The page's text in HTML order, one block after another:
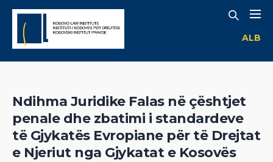
ALB
Ndihma Juridike Falas në çështjet
penale dhe zbatimi i standardeve
të Gjykatës Evropiane për të Drejtat
e Njeriut nga Gjykatat e Kosovës